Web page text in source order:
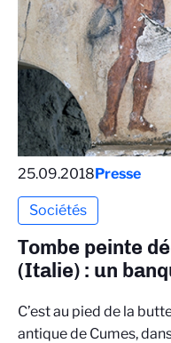
25.09.2018Presse
Sociétés
Tombe peinte
(Italie) : un
C’est au pied de la
antique de Cumes,